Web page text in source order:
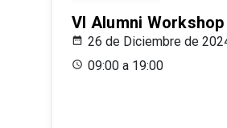
VI Alumni Workshop
26 de Diciembre de
09:00 a 19:00